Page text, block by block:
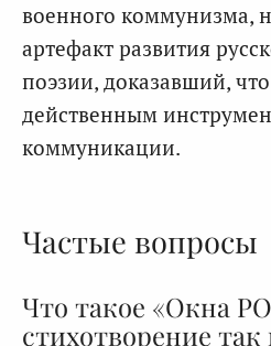
военного коммунизма,
артефакт развития
поэзии, доказавший,
действенным
коммуникации.
Частые вопросы
Что такое «Окна
стихотворение так